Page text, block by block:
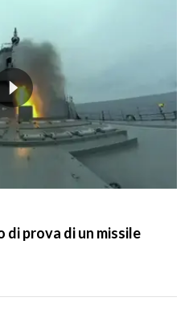
di prova di un missile